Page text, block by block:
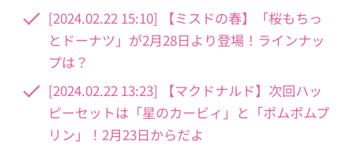
[2024.02.22 15:10] 【ミスドの春】「桜もちっ
とドーナツ」が2月28日より登場！ラインナッ
プは？
[2024.02.22 13:23] 【マクドナルド】次回ハッ
ピーセットは「星のカービィ」と「ポムポムプ
リン」！2月23日からだよ